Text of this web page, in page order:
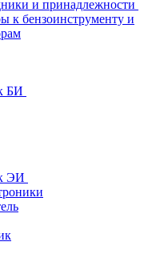
и принадлежности
к бензоинструменту и
БИ
ЭИ